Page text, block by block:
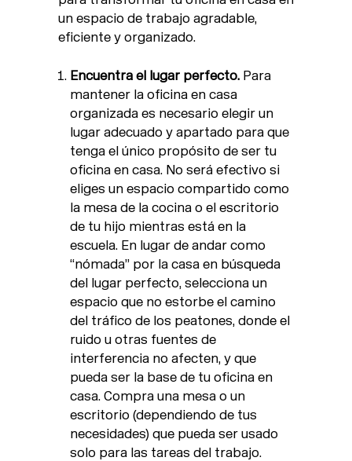
un espacio de trabajo agradable,
eficiente y organizado.
Encuentra el lugar perfecto. Para
mantener la oficina en casa
organizada es necesario elegir un
lugar adecuado y apartado para que
tenga el único propósito de ser tu
oficina en casa. No será efectivo si
eliges un espacio compartido como
la mesa de la cocina o el escritorio
de tu hijo mientras está en la
escuela. En lugar de andar como
“nómada” por la casa en búsqueda
del lugar perfecto, selecciona un
espacio que no estorbe el camino
del tráfico de los peatones, donde el
ruido u otras fuentes de
interferencia no afecten, y que
pueda ser la base de tu oficina en
casa. Compra una mesa o un
escritorio (dependiendo de tus
necesidades) que pueda ser usado
solo para las tareas del trabajo.